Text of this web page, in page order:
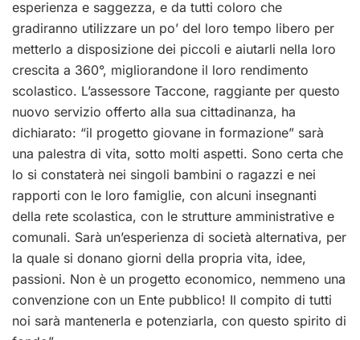
esperienza e saggezza, e da tutti coloro che
gradiranno utilizzare un po’ del loro tempo libero per
metterlo a disposizione dei piccoli e aiutarli nella loro
crescita a 360°, migliorandone il loro rendimento
scolastico. L’assessore Taccone, raggiante per questo
nuovo servizio offerto alla sua cittadinanza, ha
dichiarato: “il progetto giovane in formazione” sarà
una palestra di vita, sotto molti aspetti. Sono certa che
lo si constaterà nei singoli bambini o ragazzi e nei
rapporti con le loro famiglie, con alcuni insegnanti
della rete scolastica, con le strutture amministrative e
comunali. Sarà un’esperienza di società alternativa, per
la quale si donano giorni della propria vita, idee,
passioni. Non è un progetto economico, nemmeno una
convenzione con un Ente pubblico! Il compito di tutti
noi sarà mantenerla e potenziarla, con questo spirito di